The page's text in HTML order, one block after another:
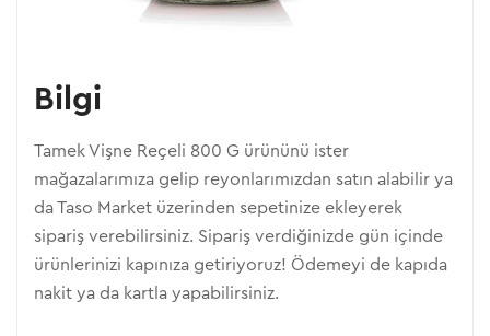
Bilgi
Tamek Vişne Reçeli 800 G ürününü ister
mağazalarımıza gelip reyonlarımızdan satın alabilir ya
da Taso Market üzerinden sepetinize ekleyerek
sipariş verebilirsiniz. Sipariş verdiğinizde gün içinde
ürünlerinizi kapınıza getiriyoruz! Ödemeyi de kapıda
nakit ya da kartla yapabilirsiniz.